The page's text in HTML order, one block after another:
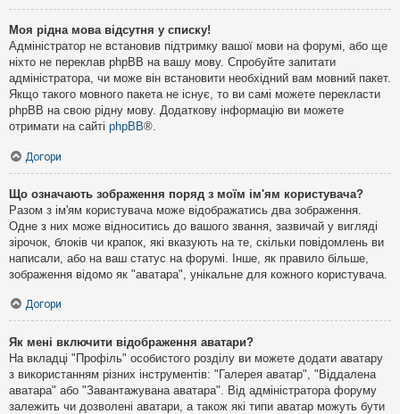
Моя рідна мова відсутня у списку!
Адміністратор не встановив підтримку вашої мови на форумі, або ще
ніхто не переклав phpBB на вашу мову. Спробуйте запитати
адміністратора, чи може він встановити необхідний вам мовний пакет.
Якщо такого мовного пакета не існує, то ви самі можете перекласти
phpBB на свою рідну мову. Додаткову інформацію ви можете
отримати на сайті phpBB®.
Догори
Що означають зображення поряд з моїм ім'ям користувача?
Разом з ім'ям користувача може відображатись два зображення.
Одне з них може відноситись до вашого звання, зазвичай у вигляді
зірочок, блоків чи крапок, які вказують на те, скільки повідомлень ви
написали, або на ваш статус на форумі. Інше, як правило більше,
зображення відомо як "аватара", унікальне для кожного користувача.
Догори
Як мені включити відображення аватари?
На вкладці "Профіль" особистого розділу ви можете додати аватару
з використанням різних інструментів: "Галерея аватар", "Віддалена
аватара" або "Завантажувана аватара". Від адміністратора форуму
залежить чи дозволені аватари, а також які типи аватар можуть бути